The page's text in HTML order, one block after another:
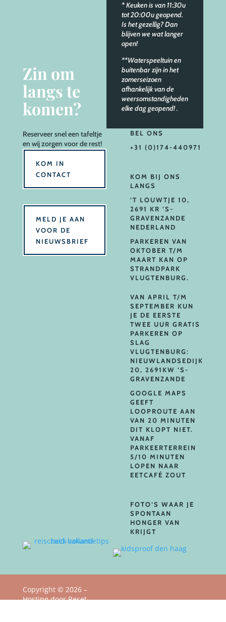
Zin om
langs te
komen?
Reserveersnel een tafeltje
en wij zorgen voor de rest!
KOM IN
CONTACT
MELD JE AAN
VOOR DE
NIEUWSBRIEF
* Keuken is van 11:30u
tot 20:00u geopend.
Is het gezellig? Dan
blijven we wat langer
open!
**Waterspeeltuin en
buitenbar zijn in het
zomerseizoen
afhankelijk van de
weersomstandigheden
elke dag geopend!.
BEL ONS
+31 (0)174-440971
KOM BIJ ONS
LANGS
’T LOUWTJE 10,
2691 KR ‘S-
GRAVENZANDE
NEDERLAND
PARKEREN VAN
OKTOBER T/M
MAART KAN OP
STRANDPARK
VLUGTENBURG.
VAN APRIL T/M
SEPTEMBER KUN
JE DE EERSTE
TWEE UUR GRATIS
PARKEREN OP
SLAG
VLUGTENBURG:
NIEUWLANDSEDIJK
20, 2691KW ‘S-
GRAVENZANDE
GOOGLE MAPS
GEEFT
LOOPROUTE AAN
VAN 20 MINUTEN
DIT KLOPT NIET.
VANAF
PARKEERTERREIN
5/10 MINUTEN
LOPEN NAAR
EETCAFÉ ZOUT
FOTO’S WAAR JE
SPONTAAN
HONGER VAN
KRIJGT
Copyright © 2026 –
Hosting door Reset